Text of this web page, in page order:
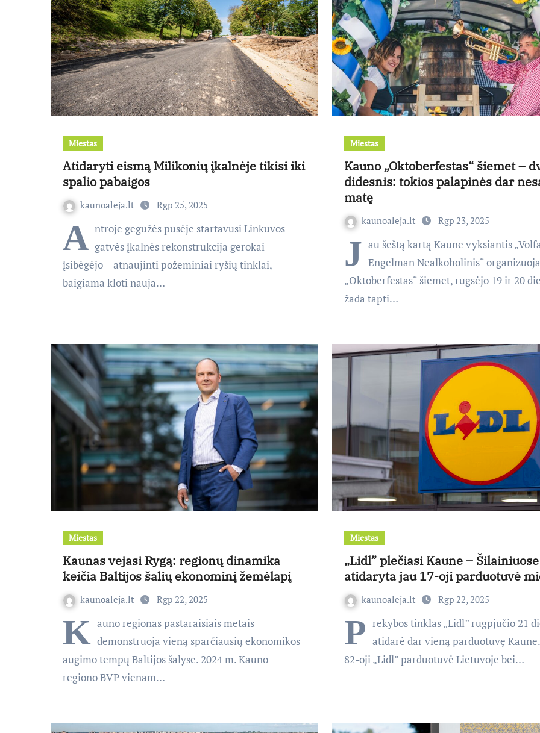
Miestas
Atidaryti eismą Milikonių įkalnėje tikisi iki
spalio pabaigos
kaunoaleja.lt Rgp 25, 2025
A ntroje gegužės pusėje startavusi Linkuvos
gatvės įkalnės rekonstrukcija gerokai
įsibėgėjo – atnaujinti požeminiai ryšių tinklai,
baigiama kloti nauja…
Miestas
Kauno „Oktoberfestas“ šiemet –
didesnis: tokios palapinės dar
matę
kaunoaleja.lt Rgp 23, 2025
J au šeštą kartą Kaune vyksiantis
Engelman Nealkoholinis“
„Oktoberfestas“ šiemet, rugsėjo 19 ir 20
žada tapti…
Miestas
Kaunas vejasi Rygą: regionų dinamika
keičia Baltijos šalių ekonominį žemėlapį
kaunoaleja.lt Rgp 22, 2025
K auno regionas pastaraisiais metais
demonstruoja vieną sparčiausių ekonomikos
augimo tempų Baltijos šalyse. 2024 m. Kauno
regiono BVP vienam…
Miestas
„Lidl” plečiasi Kaune – Šilainiuose
atidaryta jau 17-oji parduotuvė
kaunoaleja.lt Rgp 22, 2025
P rekybos tinklas „Lidl” rugpjūčio 21
atidarė dar vieną parduotuvę
82-oji „Lidl” parduotuvė Lietuvoje bei…